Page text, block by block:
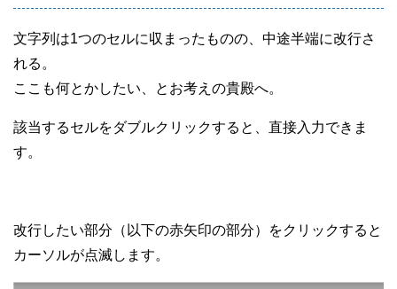
文字列は1つのセルに収まったものの、中途半端に改行さ
れる。
ここも何とかしたい、とお考えの貴殿へ。
該当するセルをダブルクリックすると、直接入力できま
す。
改行したい部分（以下の赤矢印の部分）をクリックすると
カーソルが点滅します。